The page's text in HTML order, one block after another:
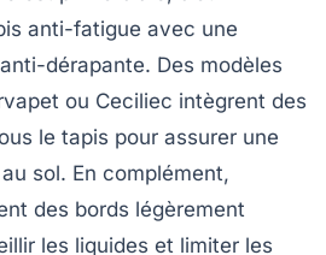
anti-fatigue avec une
dérapante. Des modèles
ou Ceciliec intègrent des
le tapis pour assurer une
sol. En complément,
des bords légèrement
les liquides et limiter les